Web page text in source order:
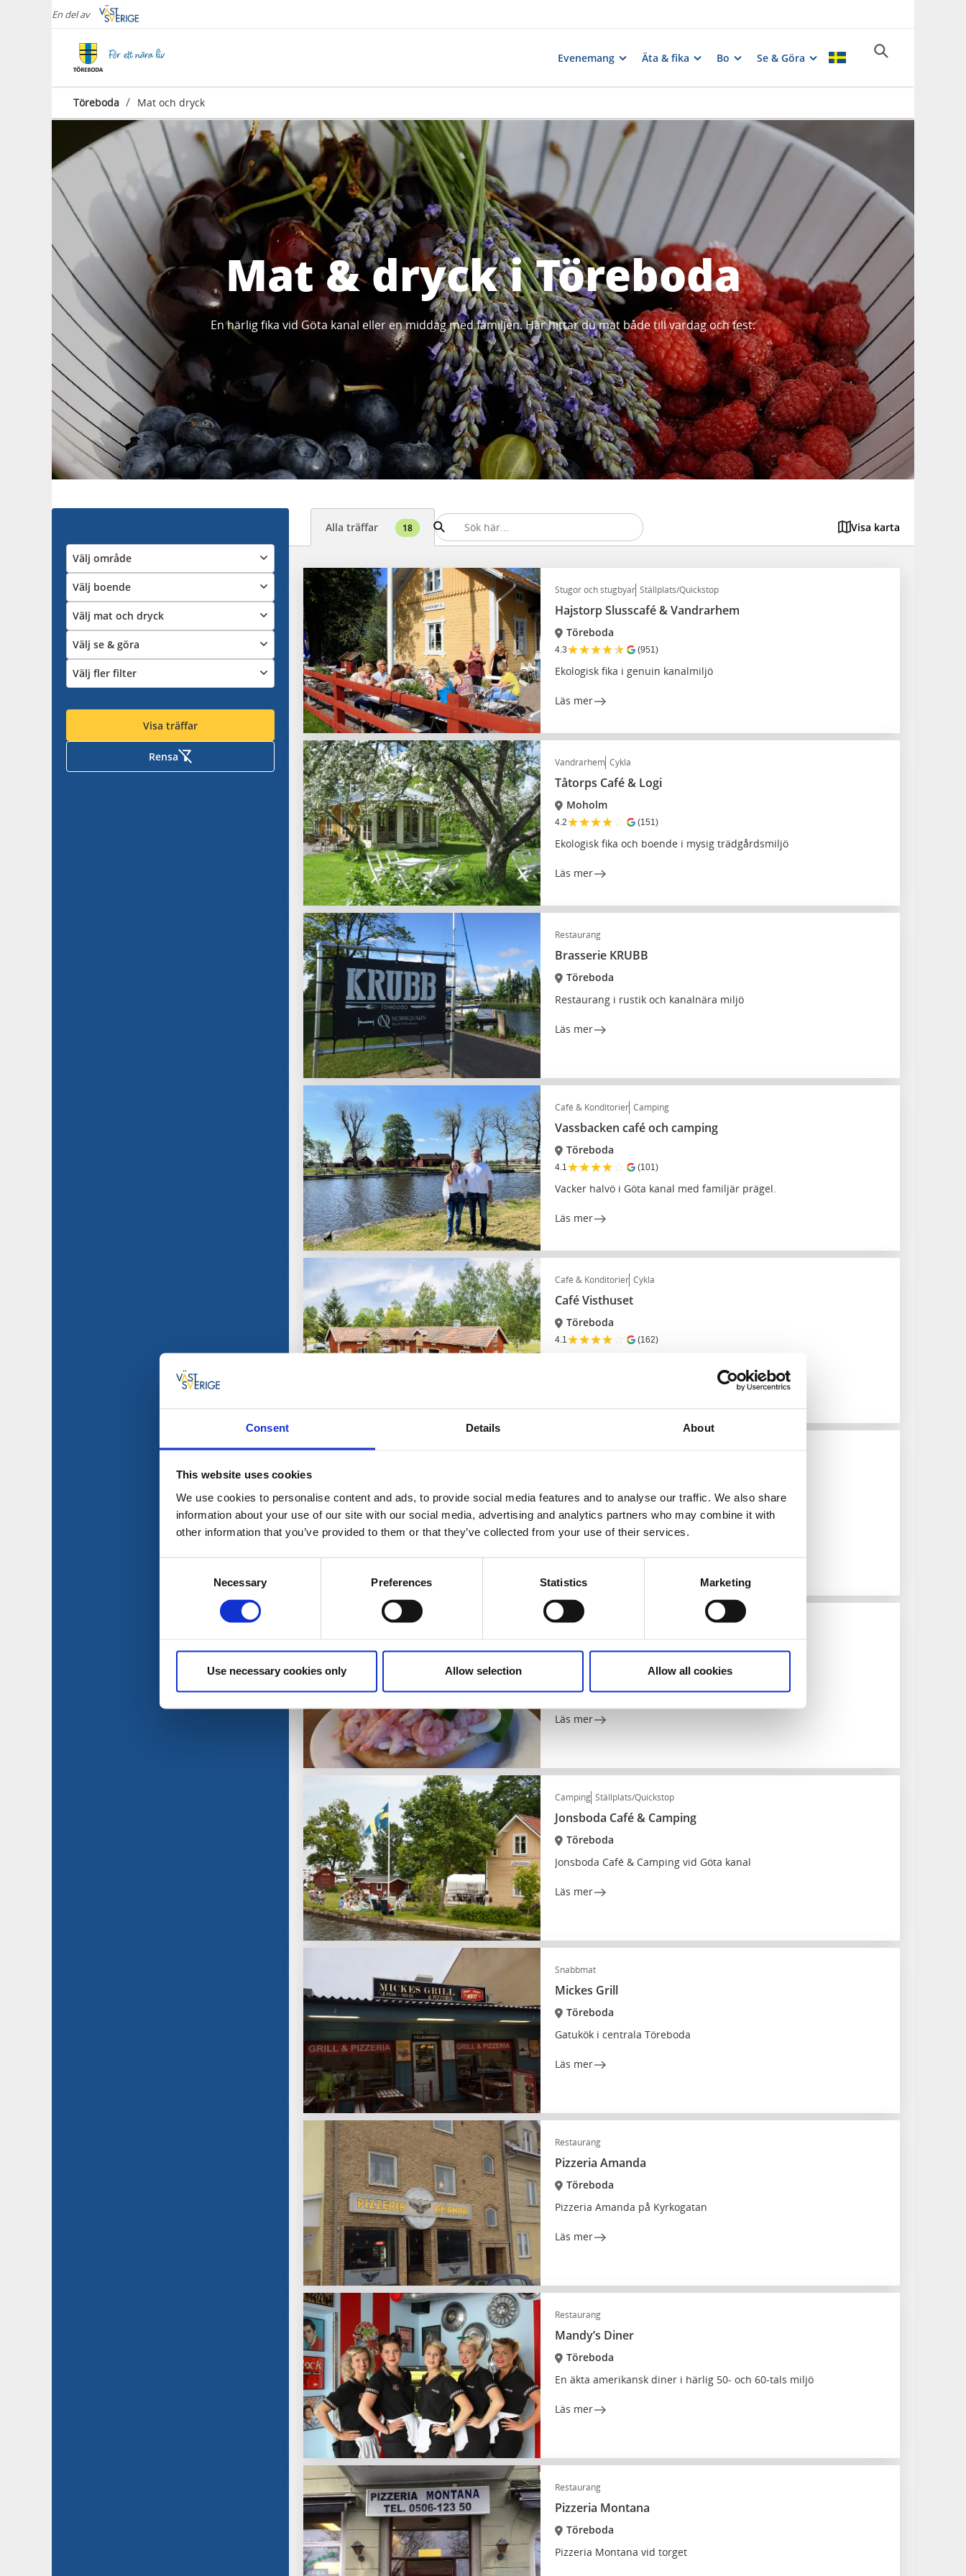
Consent Details About
This website uses cookies
We use cookies to personalise content and ads, to provide social media features and to analyse our traffic. We also share
information about your use of our site with our social media, advertising and analytics partners who may combine it with
other information that you’ve provided to them or that they’ve collected from your use of their services.
Necessary Preferences Statistics Marketing
Use necessary cookies only Allow selection Allow all cookies
En del av
Evenemang Äta & fika Bo Se & Göra
Töreboda / Mat och dryck
Mat & dryck i Töreboda
En härlig fika vid Göta kanal eller en middag med familjen. Här hittar du mat både till vardag och fest.
Välj område
Välj boende
Välj mat och dryck
Välj se & göra
Välj fler filter
Visa träffar
Rensa
Alla träffar 18 Visa karta
Stugor och stugbyar Ställplats/Quickstop
Hajstorp Slusscafé & Vandrarhem
Töreboda
4.3★★★★★ (951)
Ekologisk fika i genuin kanalmiljö
Läs mer
Vandrarhem Cykla
Tåtorps Café & Logi
Moholm
4.2★★★★☆ (151)
Ekologisk fika och boende i mysig trädgårdsmiljö
Läs mer
Restaurang
Brasserie KRUBB
Töreboda
Restaurang i rustik och kanalnära miljö
Läs mer
Café & Konditorier Camping
Vassbacken café och camping
Töreboda
4.1★★★★☆ (101)
Vacker halvö i Göta kanal med familjär prägel.
Läs mer
Café & Konditorier Cykla
Café Visthuset
Töreboda
4.1★★★★☆ (162)
Töreboda
Restaurang med asiatiska rätter och sushi
Café & Konditorier
Ett klassiskt café med eget bageri
Läs mer
Camping Ställplats/Quickstop
Jonsboda Café & Camping
Töreboda
Jonsboda Café & Camping vid Göta kanal
Läs mer
Snabbmat
Mickes Grill
Töreboda
Gatukök i centrala Töreboda
Läs mer
Restaurang
Pizzeria Amanda
Töreboda
Pizzeria Amanda på Kyrkogatan
Läs mer
Restaurang
Mandy’s Diner
Töreboda
En äkta amerikansk diner i härlig 50- och 60-tals miljö
Läs mer
Restaurang
Pizzeria Montana
Töreboda
Pizzeria Montana vid torget